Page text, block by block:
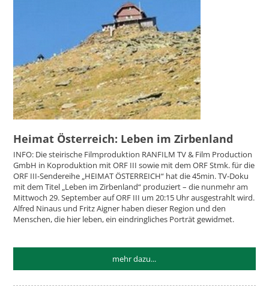
Heimat Österreich: Leben im Zirbenland
INFO: Die steirische Filmproduktion RANFILM TV & Film Production
GmbH in Koproduktion mit ORF III sowie mit dem ORF Stmk. für die
ORF III-Sendereihe „HEIMAT ÖSTERREICH“ hat die 45min. TV-Doku
mit dem Titel „Leben im Zirbenland“ produziert – die nunmehr am
Mittwoch 29. September auf ORF III um 20:15 Uhr ausgestrahlt wird.
Alfred Ninaus und Fritz Aigner haben dieser Region und den
Menschen, die hier leben, ein eindringliches Porträt gewidmet.
mehr dazu...